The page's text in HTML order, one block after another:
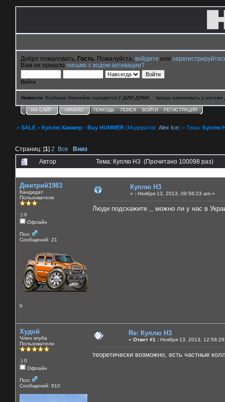
Добро пожаловать, Гость . Пожалуйста, войдите или
Вам не пришло письмо с кодом активации?
Войти
Новости: Клубные Наклейки находятся У ДИМ ДИМА . прошу наклеивать у негоже
НА САЙТ НАЧАЛО ПОМОЩЬ ПОИСК ВОЙТИ РЕГИСТРАЦИЯ
> SALE > Куплю Хаммер - Buy HUMMER (Модератор: Alex Ice) > Тема: Куплю
Страниц: [1] 2 Все
Вниз
Автор
Тема: Куплю H3 (Прочитано 100098 раз)
Дмитрий1983
Кандидат
Пользователи
:) 0
Офлайн
Пол:
Сообщений: 21
b
Куплю H3
« : Ноября 13, 2013, 09:56:23 am »
Люди подскажите ,, можно ли у нас в
Худой
Член клуба
Пользователи
:) 0
Офлайн
Пол:
Сообщений: 910
Re: Куплю H3
« Ответ #1 : Ноября 13, 2013,
теоретически возможно, есть частные